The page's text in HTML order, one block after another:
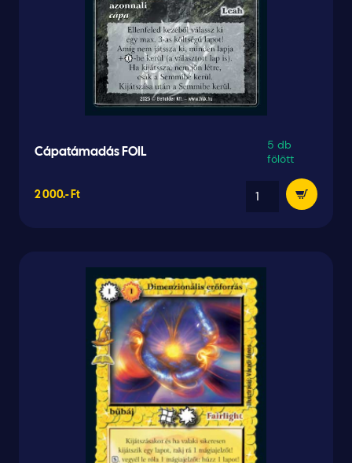
Cápatámadás FOIL
5 db
fölött
2 000.- Ft